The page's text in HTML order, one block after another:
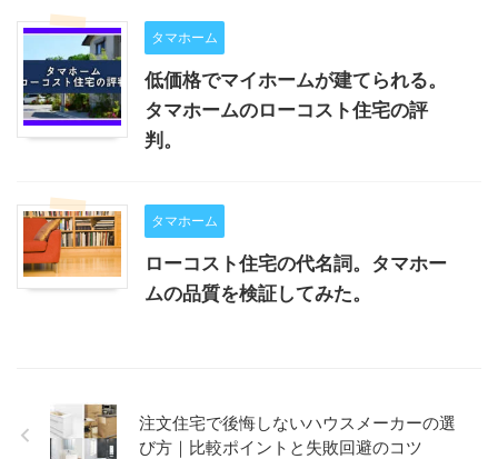
タマホーム
低価格でマイホームが建てられる。
タマホームのローコスト住宅の評
判。
タマホーム
ローコスト住宅の代名詞。タマホー
ムの品質を検証してみた。
注文住宅で後悔しないハウスメーカーの選
び方｜比較ポイントと失敗回避のコツ